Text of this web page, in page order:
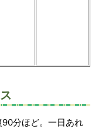
分ほど。一日あれ